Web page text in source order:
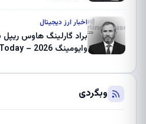
اخبار ارز دیجیتال
براد گارلینگ هاوس
وایومینگ 2026 – U.Today
وبگردی